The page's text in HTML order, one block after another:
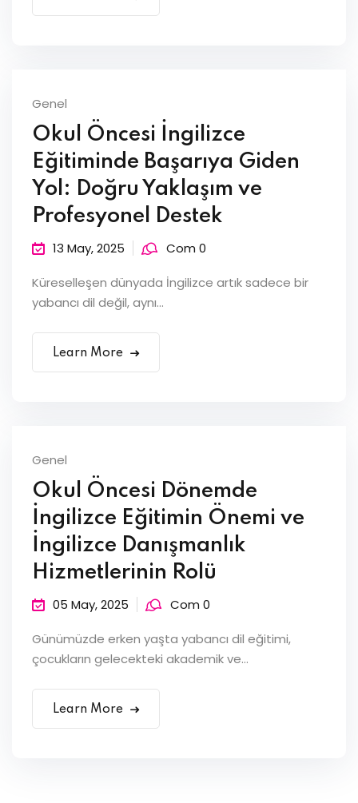
Genel
Okul Öncesi İngilizce
Eğitiminde Başarıya Giden
Yol: Doğru Yaklaşım ve
Profesyonel Destek
13 May, 2025 Com 0
Küreselleşen dünyada İngilizce artık sadece bir
yabancı dil değil, aynı...
Learn More
Genel
Okul Öncesi Dönemde
İngilizce Eğitimin Önemi ve
İngilizce Danışmanlık
Hizmetlerinin Rolü
05 May, 2025 Com 0
Günümüzde erken yaşta yabancı dil eğitimi,
çocukların gelecekteki akademik ve...
Learn More